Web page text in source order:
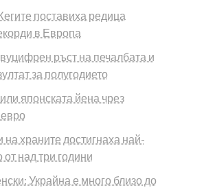
поставиха редица
в Европа
ръст на печалбата и
за полугодието
японската йена чрез
на храните достигнаха най-
от над три години
Украйна е много близо до